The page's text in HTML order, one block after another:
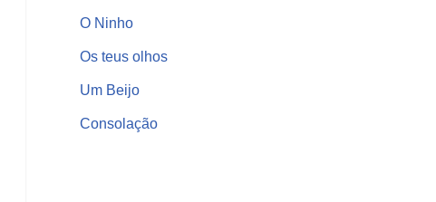
O Ninho
Os teus olhos
Um Beijo
Consolação